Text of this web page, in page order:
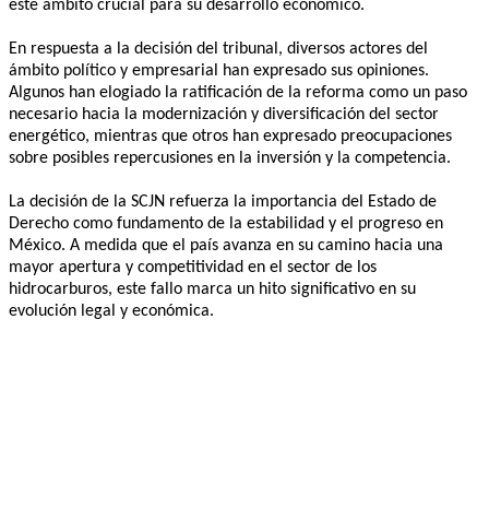
este ámbito crucial para su desarrollo económico.
En respuesta a la decisión del tribunal, diversos actores del
ámbito político y empresarial han expresado sus opiniones.
Algunos han elogiado la ratificación de la reforma como un paso
necesario hacia la modernización y diversificación del sector
energético, mientras que otros han expresado preocupaciones
sobre posibles repercusiones en la inversión y la competencia.
La decisión de la SCJN refuerza la importancia del Estado de
Derecho como fundamento de la estabilidad y el progreso en
México. A medida que el país avanza en su camino hacia una
mayor apertura y competitividad en el sector de los
hidrocarburos, este fallo marca un hito significativo en su
evolución legal y económica.